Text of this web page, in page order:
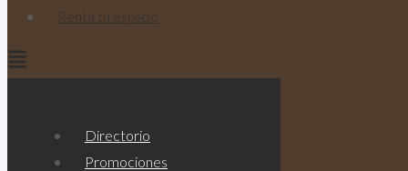
Renta tu espacio
Directorio
Promociones